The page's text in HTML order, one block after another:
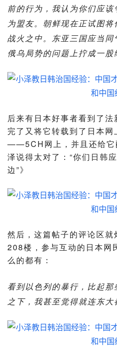
前的行为，我认为你们应
为盟友。朝鲜现在正试图
战火之中。东亚三国应当
俄乌局势的问题上拧成一股
后来有日本好事者看到了法
完了又将它转载到了日本
——5CH网上，并且还给它
泽说得太对了：“你们日韩
边”》
然后，这篇帖子的评论区
208楼，参与互动的日本网
么的都有：
看到以色列的暴行，比起
之下，我甚至觉得就连东大